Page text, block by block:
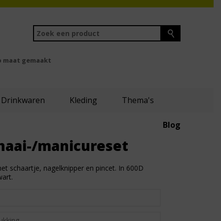
maat gemaakt
Drinkwaren Kleding Thema's
Blog
manicureset
schaartje, nagelknipper en pincet. In 600D